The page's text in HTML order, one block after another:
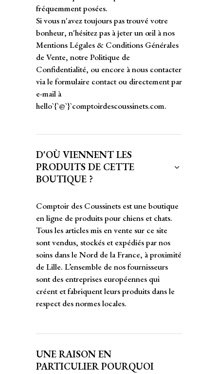
fréquemment posées.
Si vous n'avez toujours pas trouvé votre
bonheur, n'hésitez pas à jeter un œil à nos
Mentions Légales & Conditions Générales
de Vente, notre Politique de
Confidentialité, ou encore à nous contacter
via le formulaire contact ou directement par
e-mail à
hello`{`@`}`comptoirdescoussinets.com.
D'OÙ VIENNENT LES
PRODUITS DE CETTE
BOUTIQUE ?
Comptoir des Coussinets est une boutique
en ligne de produits pour chiens et chats.
Tous les articles mis en vente sur ce site
sont vendus, stockés et expédiés par nos
soins dans le Nord de la France, à proximité
de Lille. L’ensemble de nos fournisseurs
sont des entreprises européennes qui
créent et fabriquent leurs produits dans le
respect des normes locales.
UNE RAISON EN
PARTICULIER POURQUOI